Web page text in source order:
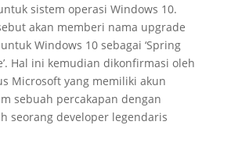
sistem operasi Windows 10.
akan memberi nama upgrade
Windows 10 sebagai ‘Spring
Hal ini kemudian dikonfirmasi oleh
Microsoft yang memiliki akun
sebuah percakapan dengan
seorang developer legendaris